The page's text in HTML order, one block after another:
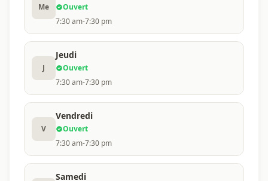
Me
Ouvert
7:30 am-7:30 pm
J
Jeudi
Ouvert
7:30 am-7:30 pm
V
Vendredi
Ouvert
7:30 am-7:30 pm
Samedi